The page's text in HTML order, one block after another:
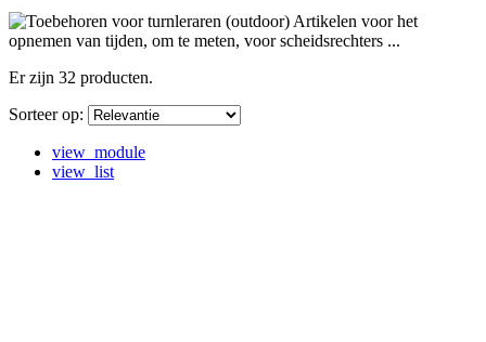
Artikelen voor het
opnemen van tijden, om te meten, voor scheidsrechters ...
Er zijn 32 producten.
Sorteer op:
view_module
view_list